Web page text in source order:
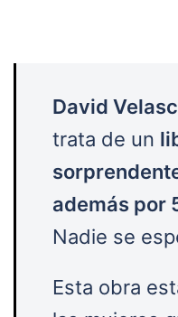
David
trata de un
además por
Nadie se
Esta obra